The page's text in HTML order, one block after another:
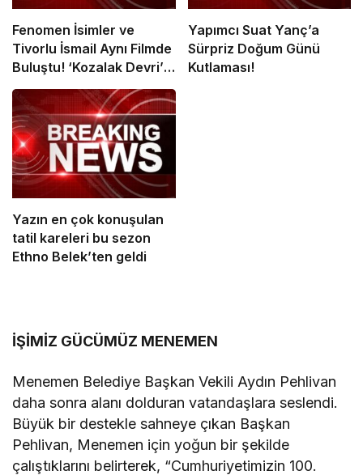
Fenomen İsimler ve
Tivorlu İsmail Aynı Filmde
Buluştu! ‘Kozalak Devri’ 7
Ağustos’ta Vizyonda
Yapımcı Suat Yanç’a
Sürpriz Doğum Günü
Kutlaması!
Yazın en çok konuşulan
tatil kareleri bu sezon
Ethno Belek’ten geldi
İŞİMİZ GÜCÜMÜZ MENEMEN
Menemen Belediye Başkan Vekili Aydın Pehlivan
daha sonra alanı dolduran vatandaşlara seslendi.
Büyük bir destekle sahneye çıkan Başkan
Pehlivan, Menemen için yoğun bir şekilde
çalıştıklarını belirterek, “Cumhuriyetimizin 100.